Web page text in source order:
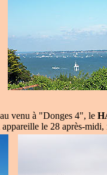
venu à "Donges 4", le
le 28 après-midi,